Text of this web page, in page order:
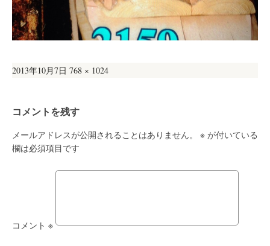
投
2013年10月7日 フ
イ
ズ
768 × 1024
コメントを残す
メールアドレスが公開されることはありません。 ※ が付いている
欄は必須項目です
コメント ※